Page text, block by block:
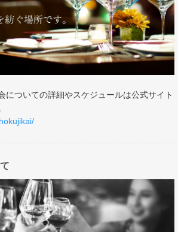
についての詳細やスケジュールは公式サイト